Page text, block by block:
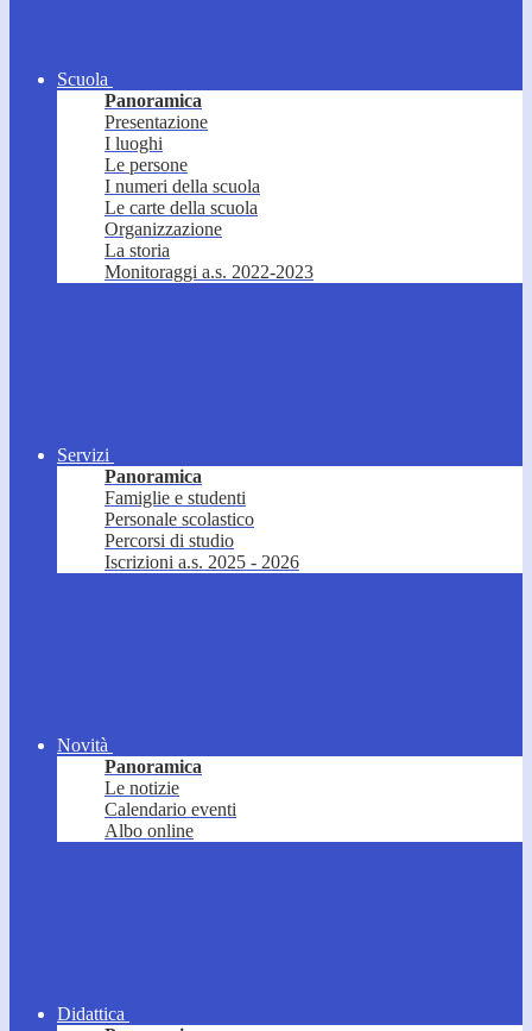
Scuola
Panoramica
Presentazione
I luoghi
Le persone
I numeri della scuola
Le carte della scuola
Organizzazione
La storia
Monitoraggi a.s. 2022-2023
Servizi
Panoramica
Famiglie e studenti
Personale scolastico
Percorsi di studio
Iscrizioni a.s. 2025 - 2026
Novità
Panoramica
Le notizie
Calendario eventi
Albo online
Didattica